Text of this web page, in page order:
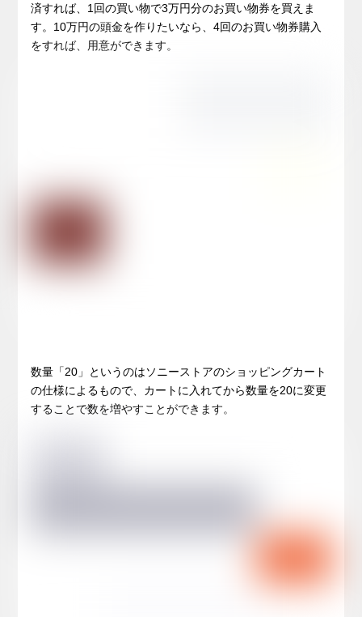
済すれば、1回の買い物で3万円分のお買い物券を買えま
す。10万円の頭金を作りたいなら、4回のお買い物券購入
をすれば、用意ができます。
数量「20」というのはソニーストアのショッピングカート
の仕様によるもので、カートに入れてから数量を20に変更
することで数を増やすことができます。